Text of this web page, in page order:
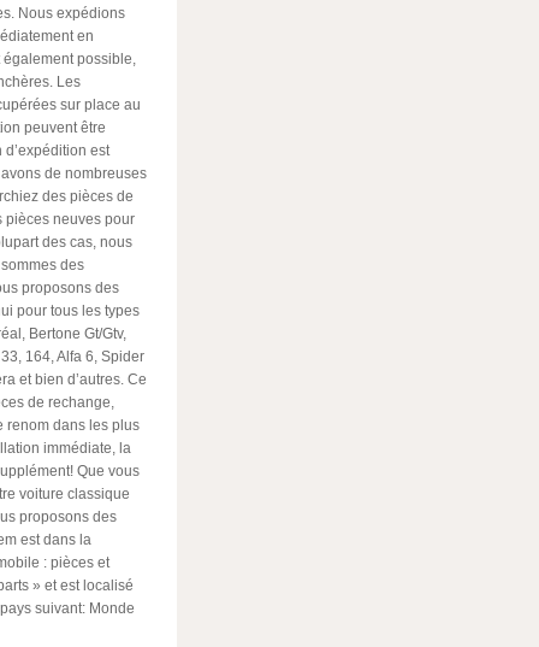
Nous expédions
en
également possible,
Les
sur place au
peuvent être
est
de nombreuses
des pièces de
pièces neuves pour
des cas, nous
des
proposons des
pour tous les types
Bertone Gt/Gtv,
164, Alfa 6, Spider
et bien d’autres. Ce
de rechange,
renom dans les plus
immédiate, la
Que vous
voiture classique
proposons des
est dans la
: pièces et
» et est localisé
suivant: Monde